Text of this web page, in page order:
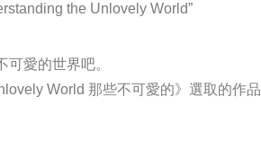
the Unlovely World”
愛的世界吧。
World 那些不可愛的》選取的作品